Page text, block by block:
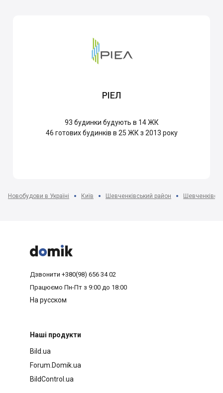
РІЕЛ
93 будинки будують в 14 ЖК
46 готових будинків в 25 ЖК з 2013 року
Новобудови в Україні Київ Шевченківський район



Дзвонити +380(98) 656 34 02
Працюємо Пн-Пт з 9:00 до 18:00
На русском
Наші продукти
Bild.ua
Forum.Domik.ua
BildControl.ua